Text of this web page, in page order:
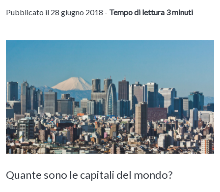
Pubblicato il 28 giugno 2018 - Tempo di lettura 3 minuti
Quante sono le capitali del mondo?